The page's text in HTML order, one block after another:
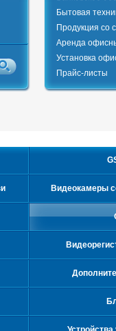
Бытовая
Продукция со
Аренда
Установка
Прайс-листы
Видеокамеры